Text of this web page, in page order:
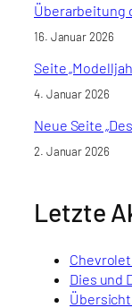
Überarbeitung
16. Januar 2026
Seite
4. Januar 2026
Neue Seite
2. Januar 2026
Letzte
Dies und